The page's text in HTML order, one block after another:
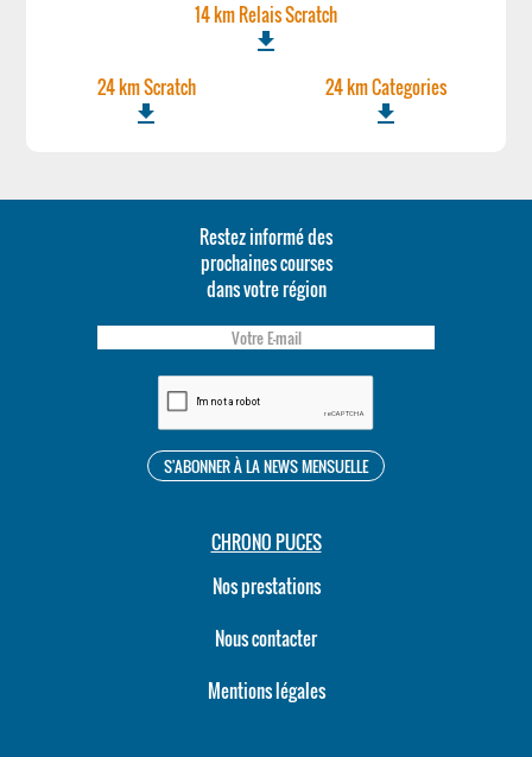
14 km Relais Scratch
file_download
24 km Scratch
file_download
24 km Categories
file_download
Restez informé des
prochaines courses
dans votre région
CHRONO PUCES
Nos prestations
Nous contacter
Mentions légales